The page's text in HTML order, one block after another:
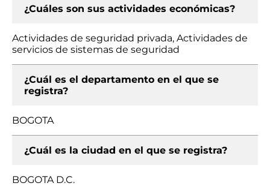
¿Cuáles son sus actividades económicas?
Actividades de seguridad privada, Actividades de
servicios de sistemas de seguridad
¿Cuál es el departamento en el que se
registra?
BOGOTA
¿Cuál es la ciudad en el que se registra?
BOGOTA D.C.